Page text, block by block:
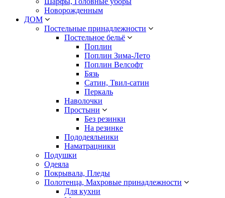
Новорожденным
ДОМ
Постельные принадлежности
Постельное бельё
Поплин
Поплин Зима-Лето
Поплин Велсофт
Бязь
Сатин, Твил-сатин
Перкаль
Наволочки
Простыни
Без резинки
На резинке
Пододеяльники
Наматрацники
Подушки
Одеяла
Покрывала, Пледы
Полотенца, Махровые принадлежности
Для кухни